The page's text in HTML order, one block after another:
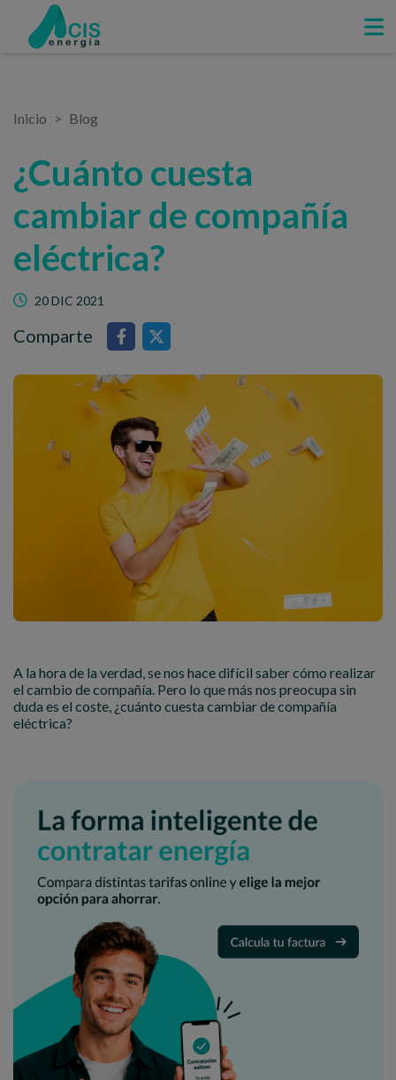
Inicio Blog
¿Cuánto cuesta
cambiar de compañía
eléctrica?
20 DIC 2021
Comparte
A la hora de la verdad, se nos hace difícil saber cómo realizar
el cambio de compañía. Pero lo que más nos preocupa sin
duda es el coste, ¿cuánto cuesta cambiar de compañía
eléctrica?